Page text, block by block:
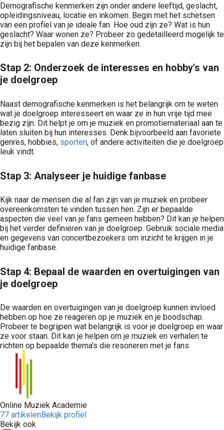
Demografische kenmerken zijn onder andere leeftijd, geslacht,
opleidingsniveau, locatie en inkomen. Begin met het schetsen
van een profiel van je ideale fan. Hoe oud zijn ze? Wat is hun
geslacht? Waar wonen ze? Probeer zo gedetailleerd mogelijk te
zijn bij het bepalen van deze kenmerken.
Stap 2: Onderzoek de interesses en hobby's van
je doelgroep
Naast demografische kenmerken is het belangrijk om te weten
wat je doelgroep interesseert en waar ze in hun vrije tijd mee
bezig zijn. Dit helpt je om je muziek en promotiemateriaal aan te
laten sluiten bij hun interesses. Denk bijvoorbeeld aan favoriete
genres, hobbies, sporten, of andere activiteiten die je doelgroep
leuk vindt.
Stap 3: Analyseer je huidige fanbase
Kijk naar de mensen die al fan zijn van je muziek en probeer
overeenkomsten te vinden tussen hen. Zijn er bepaalde
aspecten die veel van je fans gemeen hebben? Dit kan je helpen
bij het verder definiëren van je doelgroep. Gebruik sociale media
en gegevens van concertbezoekers om inzicht te krijgen in je
huidige fanbase.
Stap 4: Bepaal de waarden en overtuigingen van
je doelgroep
De waarden en overtuigingen van je doelgroep kunnen invloed
hebben op hoe ze reageren op je muziek en je boodschap.
Probeer te begrijpen wat belangrijk is voor je doelgroep en waar
ze voor staan. Dit kan je helpen om je muziek en verhalen te
richten op bepaalde thema's die resoneren met je fans.
Online Muziek Academie
77 artikelenBekijk profiel
Bekijk ook